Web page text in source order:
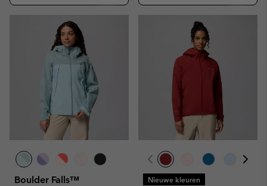
Boulder Falls™
Nieuwe kleuren